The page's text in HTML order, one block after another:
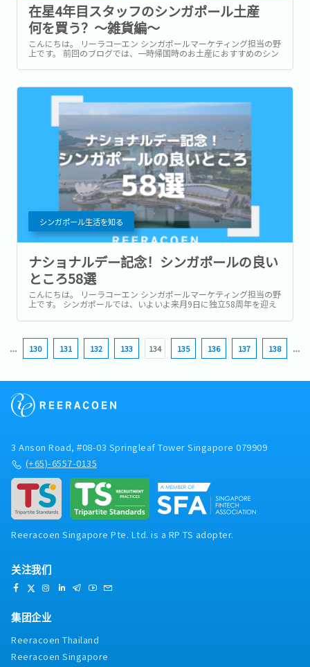
在星4年目スタッフのシンガポール土産
何を買う？～雑貨編～
こんにちは。 リーラコーエン シンガポールマーケティング担当の野
上です。 前回のブログでは、一時帰国時のお土産におすすめのシン
余ってしまったときの賞味期限が心配だったり、そもそもの受け取
シンガポール生活を知る
ナショナルデー記念！シンガポールの良い
ところ58選
こんにちは。 リーラコーエン シンガポールマーケティング担当の野
上です。 シンガポールでは、いよいよ来月9日に独立58周年を迎え
念式典のリハーサルも盛り上がってきましたね！...
… 130 131 132 133 134 135 136 137 138 …
3 Anson Road, #08-03 Springleaf Tower Singapore 079909
(+65)-6557-0135
Reeracoen Singapore Pte. Ltd. is a RP TS adopter.
关注我们
集团企业
Reeracoen Thailand
Reeracoen Singapore